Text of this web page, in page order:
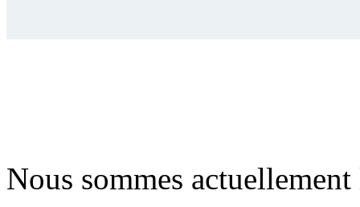
Nous sommes